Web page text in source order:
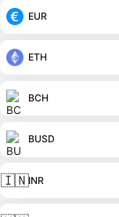
EUR
ETH
BCH
BUSD
🇮🇳INR